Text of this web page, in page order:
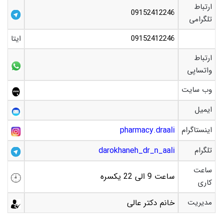
ارتباط
تلگرامی
09152412246
09152412246
ایتا
ارتباط
واتساپی
وب سایت
ایمیل
اینستاگرام pharmacy.draali
تلگرام darokhaneh_dr_n_aali
ساعت
کاری
ساعت 9 الی 22 یکسره
مدیریت خانم دکتر عالی